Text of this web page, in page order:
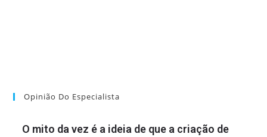
Opinião Do Especialista
O mito da vez é a ideia de que a criação de